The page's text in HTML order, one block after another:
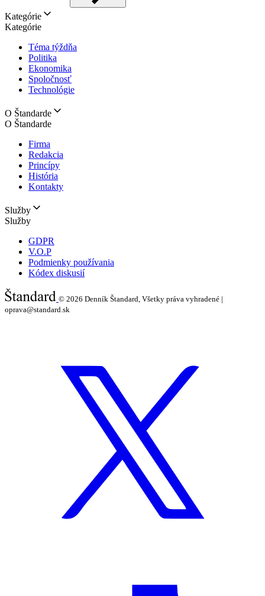
Kategórie
Kategórie
Téma týždňa
Politika
Ekonomika
Spoločnosť
Technológie
O Štandarde
O Štandarde
Firma
Redakcia
Princípy
História
Kontakty
Služby
Služby
GDPR
V.O.P
Podmienky používania
Kódex diskusií
© 2026 Denník Štandard, Všetky práva vyhradené |
oprava@standard.sk